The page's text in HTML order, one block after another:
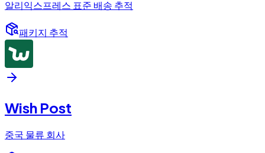
알리익스프레스 표준 배송 추적
패키지 추적
Wish Post
중국 물류 회사